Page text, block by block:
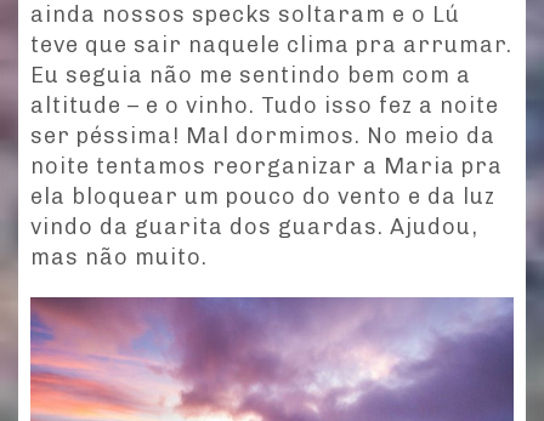
ainda nossos specks soltaram e o Lú
teve que sair naquele clima pra arrumar.
Eu seguia não me sentindo bem com a
altitude – e o vinho. Tudo isso fez a noite
ser péssima! Mal dormimos. No meio da
noite tentamos reorganizar a Maria pra
ela bloquear um pouco do vento e da luz
vindo da guarita dos guardas. Ajudou,
mas não muito.